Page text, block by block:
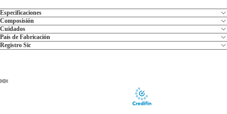
Especificaciones
Composisión
Cuidados
País de Fabricación
Registro Sic